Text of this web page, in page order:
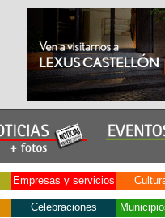
Empresas y servicios
Celebraciones